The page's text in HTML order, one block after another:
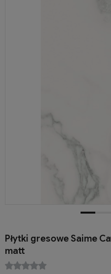
Płytki gresowe Saime
matt